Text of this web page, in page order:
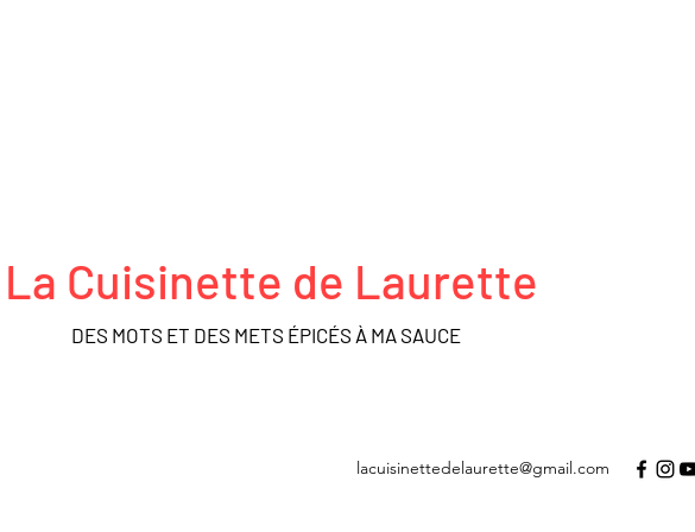
La Cuisinette de Laurette
DES MOTS ET DES METS ÉPICÉS À MA SAUCE
lacuisinettedelaurette@gmail.com